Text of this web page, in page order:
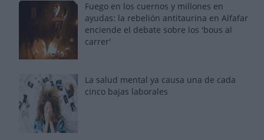
Fuego en los cuernos y millones en
ayudas: la rebelión antitaurina en Alfafar
enciende el debate sobre los 'bous al
carrer'
La salud mental ya causa una de cada
cinco bajas laborales